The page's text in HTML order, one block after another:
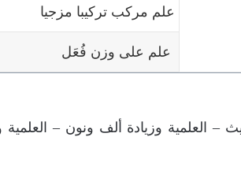
علم مركب تركيبا مزجيا
علم على وزن فُعَل
– العلمية وزيادة ألف ونون –